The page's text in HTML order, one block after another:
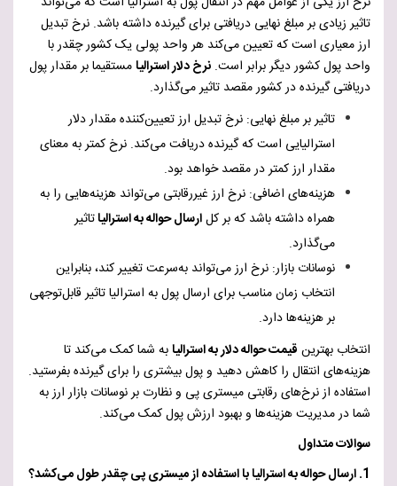
تاثیر زیادی بر مبلغ نهایی دریافتی برای گیرنده داشته باشد. نرخ تبدیل
ارز معیاری است که تعیین می‌کند هر واحد پولی یک کشور چقدر با
واحد پول کشور دیگر برابر است. نرخ دلار استرالیامستقیما بر مقدار پول
دریافتی گیرنده در کشور مقصد تاثیر می‌گذارد.
تاثیر بر مبلغ نهایی: نرخ تبدیل ارز تعیین‌کننده مقدار دلار
استرالیایی است که گیرنده دریافت می‌کند. نرخ کمتر به معنای
مقدار ارز کمتر در مقصد خواهد بود.
هزینه‌های اضافی: نرخ ارز غیررقابتی می‌تواند هزینه‌هایی را به
همراه داشته باشد که بر کلارسال حواله به استرالیاتاثیر
می‌گذارد.
نوسانات بازار: نرخ ارز می‌تواند به‌سرعت تغییر کند، بنابراین
انتخاب زمان مناسب برای ارسال پول به استرالیا تاثیر قابل‌توجهی
بر هزینه‌ها دارد.
انتخاب بهترین قیمت حواله دلار به استرالیابه شما کمک می‌کند تا
هزینه‌های انتقال را کاهش دهید و پول بیشتری را برای گیرنده بفرستید.
استفاده از نرخ‌های رقابتی میستری پی و نظارت بر نوسانات بازار ارز به
شما در مدیریت هزینه‌ها و بهبود ارزش پول کمک می‌کند.
سوالات متداول
1. ارسال حواله به استرالیا با استفاده از میستری پی چقدر طول می‌کشد؟